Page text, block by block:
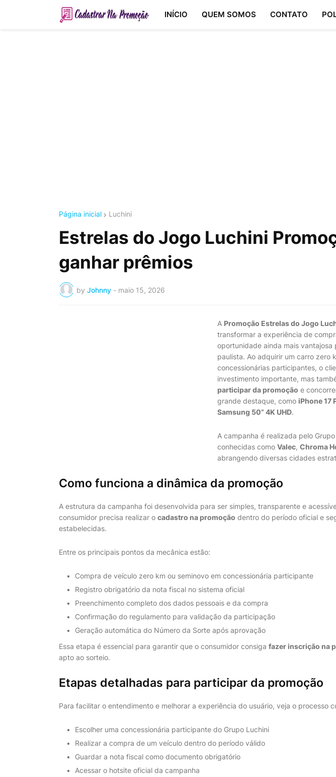
INÍCIO QUEM SOMOS CONTATO
Página inicial Luchini
Estrelas do Jogo Luchini
ganhar prêmios
by Johnny - maio 15, 2026
A Promoção Estrelas do Jogo
transformar a experiência de
oportunidade ainda mais
paulista. Ao adquirir um carro zero
concessionárias participantes, o
investimento importante, mas
participar da promoção e
grande destaque, como iPhone 17
Samsung 50” 4K UHD.
A campanha é realizada pelo
conhecidas como Valec, Chroma
abrangendo diversas cidades
Como funciona a dinâmica da promoção
A estrutura da campanha foi desenvolvida para ser simples, transparente e
consumidor precisa realizar o cadastro na promoção dentro do período oficial e
estabelecidas.
Entre os principais pontos da mecânica estão:
Compra de veículo zero km ou seminovo em concessionária participante
Registro obrigatório da nota fiscal no sistema oficial
Preenchimento completo dos dados pessoais e da compra
Confirmação do regulamento para validação da participação
Geração automática do Número da Sorte após aprovação
Essa etapa é essencial para garantir que o consumidor consiga fazer inscrição na
apto ao sorteio.
Etapas detalhadas para participar da promoção
Para facilitar o entendimento e melhorar a experiência do usuário, veja o processo
Escolher uma concessionária participante do Grupo Luchini
Realizar a compra de um veículo dentro do período válido
Guardar a nota fiscal como documento obrigatório
Acessar o hotsite oficial da campanha